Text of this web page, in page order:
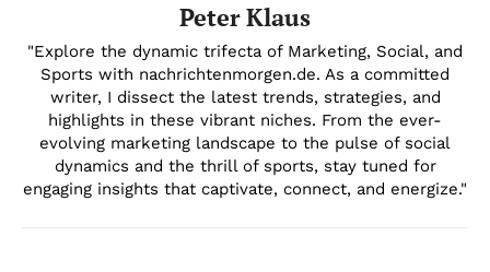
Peter Klaus
"Explore the dynamic trifecta of Marketing, Social, and
Sports with nachrichtenmorgen.de. As a committed
writer, I dissect the latest trends, strategies, and
highlights in these vibrant niches. From the ever-
evolving marketing landscape to the pulse of social
dynamics and the thrill of sports, stay tuned for
engaging insights that captivate, connect, and energize."